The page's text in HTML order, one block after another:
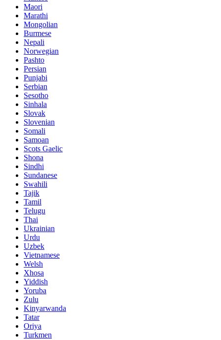
Maori
Marathi
Mongolian
Burmese
Nepali
Norwegian
Pashto
Persian
Punjabi
Serbian
Sesotho
Sinhala
Slovak
Slovenian
Somali
Samoan
Scots Gaelic
Shona
Sindhi
Sundanese
Swahili
Tajik
Tamil
Telugu
Thai
Ukrainian
Urdu
Uzbek
Vietnamese
Welsh
Xhosa
Yiddish
Yoruba
Zulu
Kinyarwanda
Tatar
Oriya
Turkmen